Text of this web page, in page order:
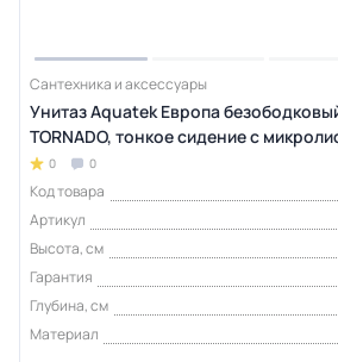
Сантехника и аксессуары
Унитаз Aquatek Европа
TORNADO, тонкое сидение с
0 0
Код товара
Артикул
Высота, см
Гарантия
Глубина, см
Материал